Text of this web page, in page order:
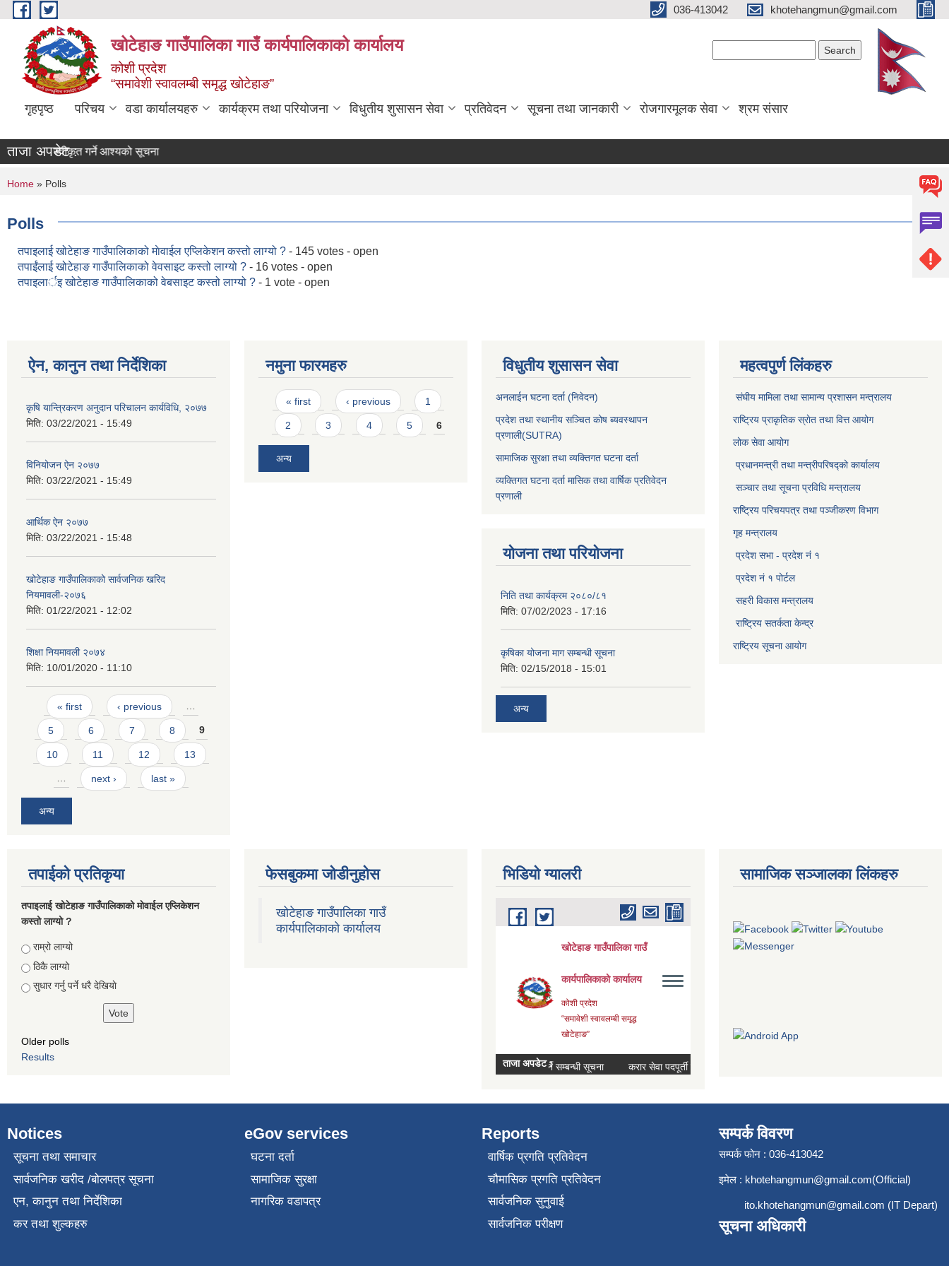
Skip to main content 036-413042 khotehangmun@gmail.com
खोटेहाङ गाउँपालिका गाउँ कार्यपालिकाको कार्यालय
कोशी प्रदेश
“समावेशी स्वावलम्बी समृद्ध खोटेहाङ”
गृहपृष्ठ परिचय वडा कार्यालयहरु कार्यक्रम तथा परियोजना विधुतीय शुसासन सेवा प्रतिवेदन सूचना तथा जानकारी रोजगारमूलक सेवा श्रम संसार
ताजा अपडेट :
बोलपत्र स्वीकृत गर्ने आश्यको सूचना
You are here
Home » Polls
Polls
तपाइलाई खोटेहाङ गाउँपालिकाको माेवाईल एप्लिकेशन कस्तो लाग्यो ? - 145 votes - open
तपाईंलाई खोटेहाङ गाउँपालिकाको वेवसाइट कस्तो लाग्यो ? - 16 votes - open
तपाइलार्इ खोटेहाङ गाउँपालिकाको वेबसाइट कस्तो लाग्यो ? - 1 vote - open
ऐन, कानुन तथा निर्देशिका
कृषि यान्त्रिकरण अनुदान परिचालन कार्यविधि, २०७७
मिति: 03/22/2021 - 15:49
विनियोजन ऐन २०७७
मिति: 03/22/2021 - 15:49
आर्थिक ऐन २०७७
मिति: 03/22/2021 - 15:48
खोटेहाङ गाउँपालिकाको सार्वजनिक खरिद
नियमावली-२०७६
मिति: 01/22/2021 - 12:02
शिक्षा नियमावली २०७४
मिति: 10/01/2020 - 11:10
Pages
« first ‹ previous …
5 6 7 8 9
10 11 12 13
… next › last »
अन्य
नमुना फारमहरु
Pages
« first ‹ previous 1
2 3 4 5 6
अन्य
विधुतीय शुसासन सेवा
अनलाईन घटना दर्ता (निवेदन)
प्रदेश तथा स्थानीय सञ्चित कोष ब्यवस्थापन
प्रणाली(SUTRA)
सामाजिक सुरक्षा तथा व्यक्तिगत घटना दर्ता
व्यक्तिगत घटना दर्ता मासिक तथा वार्षिक प्रतिवेदन
प्रणाली
योजना तथा परियोजना
निति तथा कार्यक्रम २०८०/८१
मिति: 07/02/2023 - 17:16
कृषिका योजना माग सम्बन्धी सूचना
मिति: 02/15/2018 - 15:01
अन्य
महत्वपुर्ण लिंकहरु
संघीय मामिला तथा सामान्य प्रशासन मन्त्रालय
राष्ट्रिय प्राकृतिक स्राेत तथा वित्त आयोग
लोक सेवा आयोग
प्रधानमन्त्री तथा मन्त्रीपरिषद्को कार्यालय
सञ्‍चार तथा सूचना प्रविधि मन्त्रालय
राष्ट्रिय परिचयपत्र तथा पञ्जीकरण विभाग​
गृह मन्त्रालय
प्रदेश सभा - प्रदेश नं १
प्रदेश नं १ पोर्टल
सहरी विकास मन्त्रालय
राष्ट्रिय सतर्कता केन्द्र
राष्ट्रिय सूचना आयोग
तपाईको प्रतिकृया
तपाइलाई खोटेहाङ गाउँपालिकाको माेवाईल एप्लिकेशन
कस्तो लाग्यो ?
Choices
राम्रो लाग्यो
ठिकै लाग्यो
सुधार गर्नु पर्ने धरै देखियाे
Older polls
Results
फेसबुकमा जोडीनुहोस
खोटेहाङ गाउँपालिका गाउँ
कार्यपालिकाको कार्यालय
भिडियाे ग्यालरी सामाजिक सञ्जालका लिंकहरु
Notices
सूचना तथा समाचार
सार्वजनिक खरीद /बोलपत्र सूचना
एन, कानुन तथा निर्देशिका
कर तथा शुल्कहरु
eGov services
घटना दर्ता
सामाजिक सुरक्षा
नागरिक वडापत्र
Reports
वार्षिक प्रगति प्रतिवेदन
चौमासिक प्रगति प्रतिवेदन
सार्वजनिक सुनुवाई
सार्वजनिक परीक्षण
सम्पर्क विवरण
सम्पर्क फोन : 036-413042
इमेल : khotehangmun@gmail.com(Official)
ito.khotehangmun@gmail.com (IT Depart)
सूचना अधिकारी